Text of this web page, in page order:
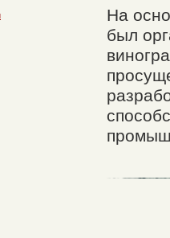
На
был